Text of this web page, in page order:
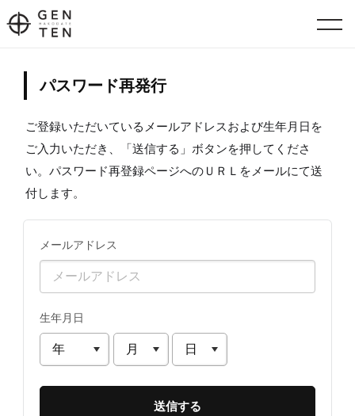
パスワード再発行
ご登録いただいているメールアドレスおよび生年月日を
ご入力いただき、「送信する」ボタンを押してくださ
い。パスワード再登録ページへのＵＲＬをメールにて送
付します。
メールアドレス
生年月日